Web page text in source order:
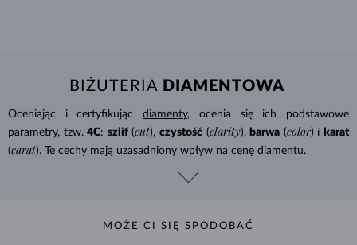
BIŻUTERIA DIAMENTOWA
Oceniając i certyfikującdiamenty, ocenia się ich podstawowe
parametry, tzw. 4C: szlif (cut), czystość (clarity), barwa (color) i karat
(carat). Te cechy mają uzasadniony wpływ na cenę diamentu.
MOŻE CI SIĘ SPODOBAĆ